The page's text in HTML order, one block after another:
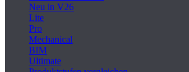
Neu in V26
Lite
Pro
Mechanical
BIM
Ultimate